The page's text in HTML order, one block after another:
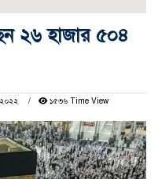
২৬ হাজার ৫০৪
১৫৩৬ Time View